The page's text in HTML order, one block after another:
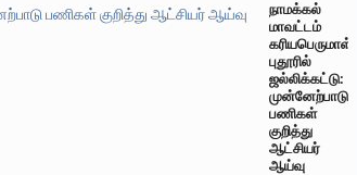
நாமக்கல்
மாவட்டம்
கரியபெருமாள்
புதூரில்
ஜல்லிக்கட்டு:
முன்னேற்பாடு
பணிகள்
குறித்து
ஆட்சியர்
ஆய்வு